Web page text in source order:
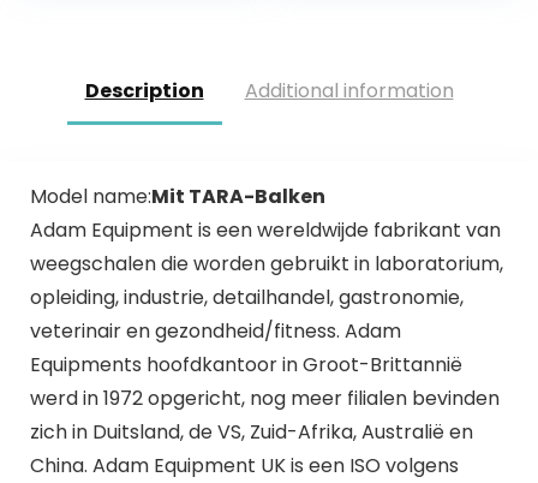
Description Additional information
Model name:Mit TARA-Balken
Adam Equipment is een wereldwijde fabrikant van
weegschalen die worden gebruikt in laboratorium,
opleiding, industrie, detailhandel, gastronomie,
veterinair en gezondheid/fitness. Adam
Equipments hoofdkantoor in Groot-Brittannië
werd in 1972 opgericht, nog meer filialen bevinden
zich in Duitsland, de VS, Zuid-Afrika, Australië en
China. Adam Equipment UK is een ISO volgens